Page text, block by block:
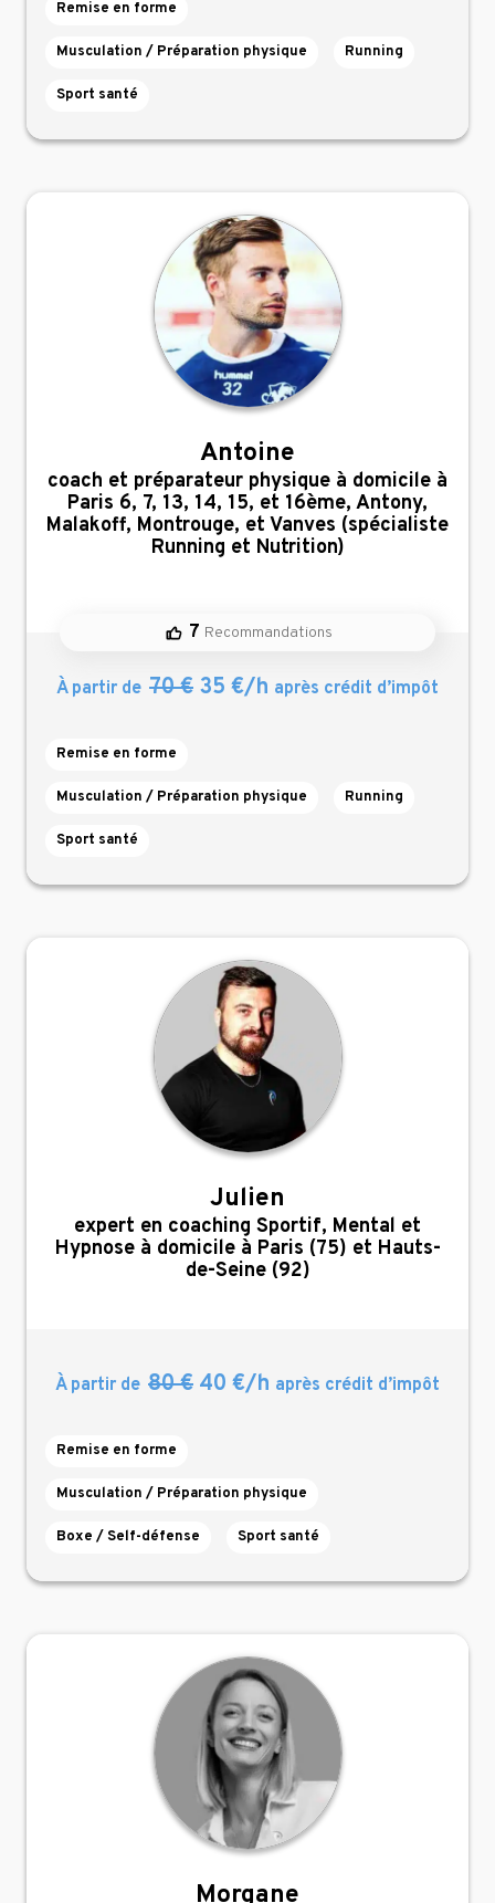
Remise en forme
Musculation / Préparation physique Running
Sport santé
Antoine
,
coach et préparateur physique à domicile à
Paris 6, 7, 13, 14, 15, et 16ème, Antony,
Malakoff, Montrouge, et Vanves (spécialiste
Running et Nutrition)
7 Recommandations
À partir de 70 € 35 €/h après crédit d’impôt
Remise en forme
Musculation / Préparation physique Running
Sport santé
Julien
,
expert en coaching Sportif, Mental et
Hypnose à domicile à Paris (75) et Hauts-
de-Seine (92)
À partir de 80 € 40 €/h après crédit d’impôt
Remise en forme
Musculation / Préparation physique
Boxe / Self-défense Sport santé
Morgane